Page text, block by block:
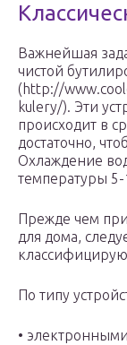
Важнейшая
чистой
(http://
kulery/). Эти
происходит в
достаточно,
Охлаждение
температуры 5-
Прежде чем
для дома,
По типу
•